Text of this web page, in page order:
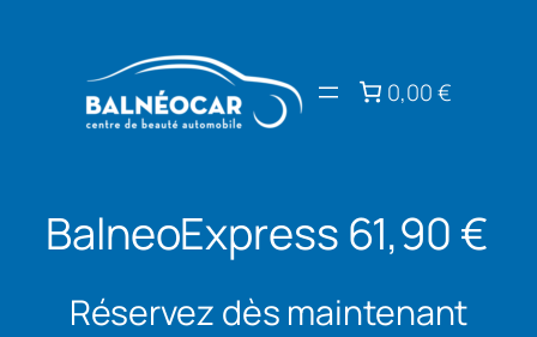
contenu
0,00 €
BalneoExpress 61,90 €
Réservez dès maintenant